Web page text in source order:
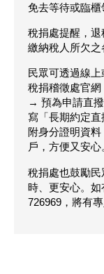
免去等待或臨櫃
稅捐處提醒，
繳納稅人所欠之
民眾可透過線
稅捐稽徵處官
→ 預為申請直
寫「長期約定
附身分證明資
戶，方便又安心
稅捐處也鼓勵
時、更安心。
726969，將有專